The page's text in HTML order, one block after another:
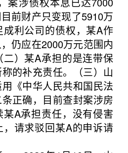
前财产只变现了5910万
利公司的债权，某A作
仍应在2000万元范围内
）某A承担的是连带保
的补充责任。（三）山
《中华人民共和国民法
正确，目前查封案涉房
A承担责任，没有侵害
请求驳回某A的申诉请